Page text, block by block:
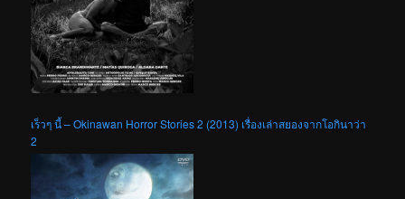
เร็วๆ นี้ – Okinawan Horror Stories 2 (2013) เรื่องเล่าสยองจากโอกินาว่า
2